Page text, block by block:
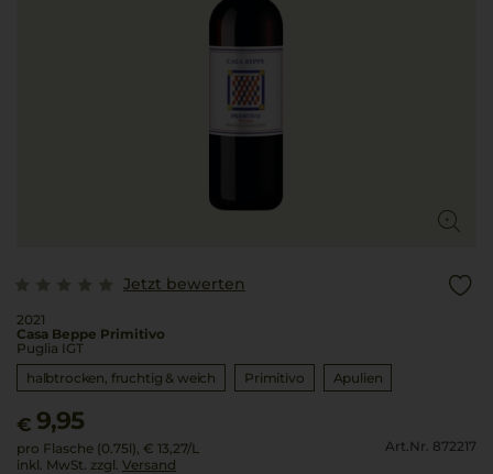
Jetzt bewerten
2021
Casa Beppe Primitivo
Puglia IGT
halbtrocken, fruchtig & weich
Primitivo Apulien
€ 9,95
pro Flasche (0.75l), € 13,27/L
inkl. MwSt. zzgl. Versand
Art.Nr. 872217